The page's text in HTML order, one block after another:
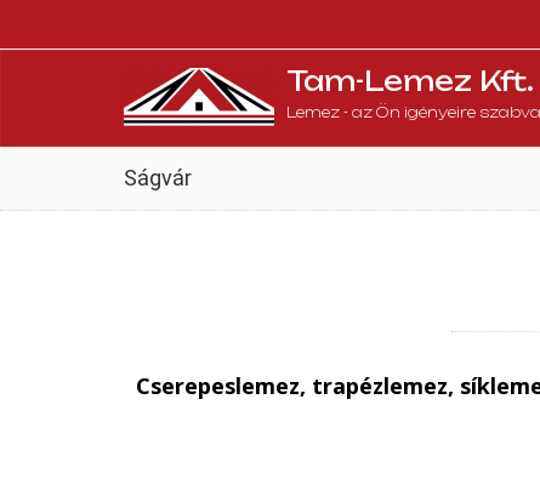
Tam-Lemez Kft.
Lemez - az Ön igényeire szabva
Ságvár
Cserepeslemez, trapézlemez,